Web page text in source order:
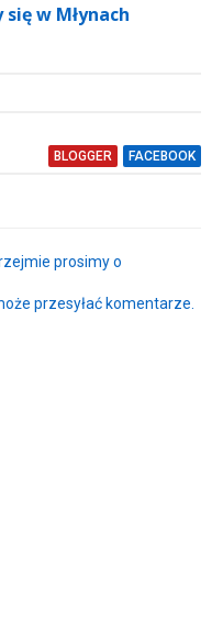
w Młynach
BLOGGER FACEBOOK
prosimy o
przesyłać komentarze.